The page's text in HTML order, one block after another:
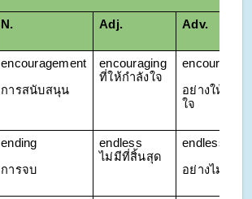
N. Adj. Adv.
encouragement
การสนับสนุน
encouraging
ที่ให้กำลังใจ
อย่างให้กำลัง
ใจ
ending
การจบ
endless
ไม่มีที่สิ้นสุด
endlessly
อย่างไม่สิ้นสุ